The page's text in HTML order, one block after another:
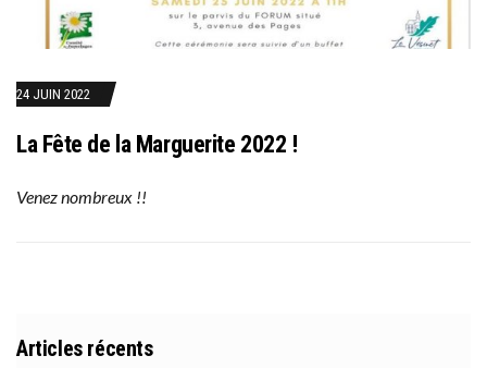
24 JUIN 2022
La Fête de la Marguerite 2022 !
Venez nombreux !!
Articles récents